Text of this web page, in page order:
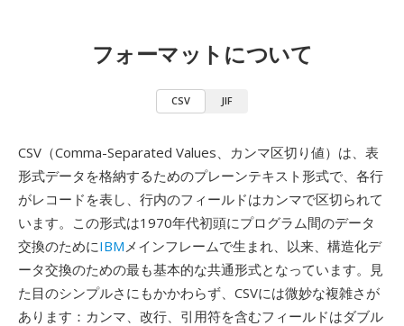
フォーマットについて
CSV JIF
CSV（Comma-Separated Values、カンマ区切り値）は、表
形式データを格納するためのプレーンテキスト形式で、各行
がレコードを表し、行内のフィールドはカンマで区切られて
います。この形式は1970年代初頭にプログラム間のデータ
交換のためにIBMメインフレームで生まれ、以来、構造化デ
ータ交換のための最も基本的な共通形式となっています。見
た目のシンプルさにもかかわらず、CSVには微妙な複雑さが
あります：カンマ、改行、引用符を含むフィールドはダブル